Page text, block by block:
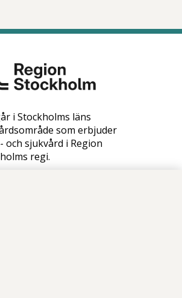
i Stockholms läns
som erbjuder
och sjukvård i Region
regi.